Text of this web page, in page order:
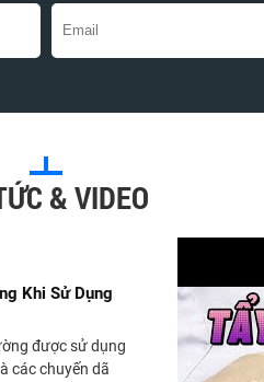
& VIDEO
Khi Sử Dụng
được sử dụng
các chuyến dã